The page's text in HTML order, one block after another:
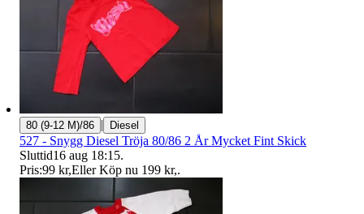
80 (9-12 M)/86 | Diesel
527 - Snygg Diesel Tröja 80/86 2 År Mycket Fint Skick
Sluttid16 aug 18:15.
Pris:99 kr,Eller Köp nu 199 kr,.